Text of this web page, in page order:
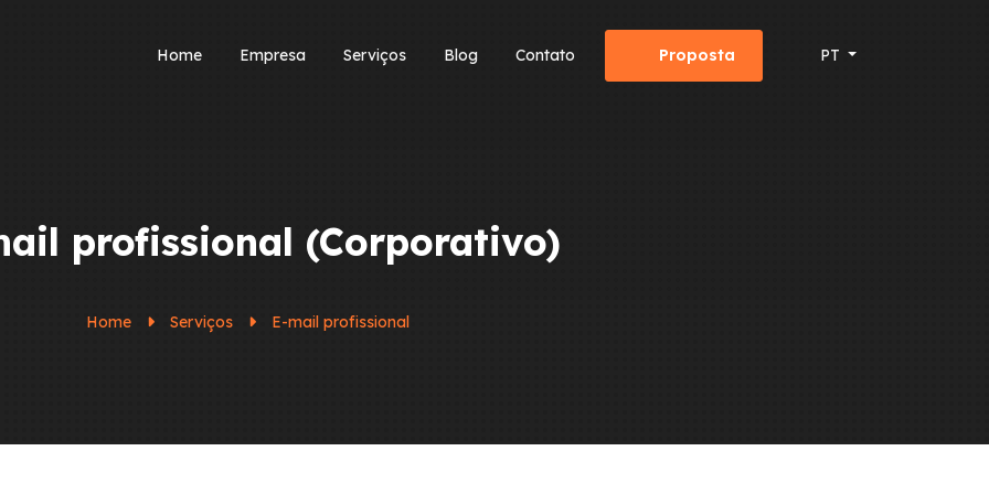
Home Empresa Serviços Blog Contato Proposta PT
profissional (Corporativo)
Home Serviços E-mail profissional